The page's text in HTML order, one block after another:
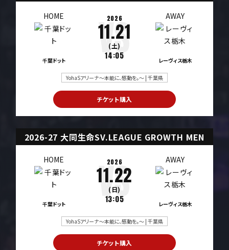
HOME
千葉ドット
2026
11.21
(土)
14:05
AWAY
レーヴィス栃木
YohaSアリーナ～本能に、感動を。～ | 千葉県
チケット購入
2026-27 大同生命SV.LEAGUE GROWTH MEN
HOME
千葉ドット
2026
11.22
(日)
13:05
AWAY
レーヴィス栃木
YohaSアリーナ～本能に、感動を。～ | 千葉県
チケット購入